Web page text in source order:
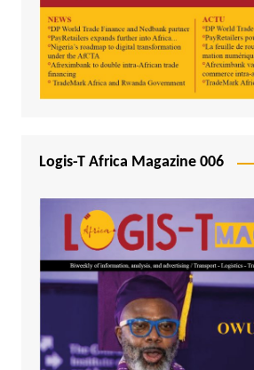
Logis-T Africa Magazine 006